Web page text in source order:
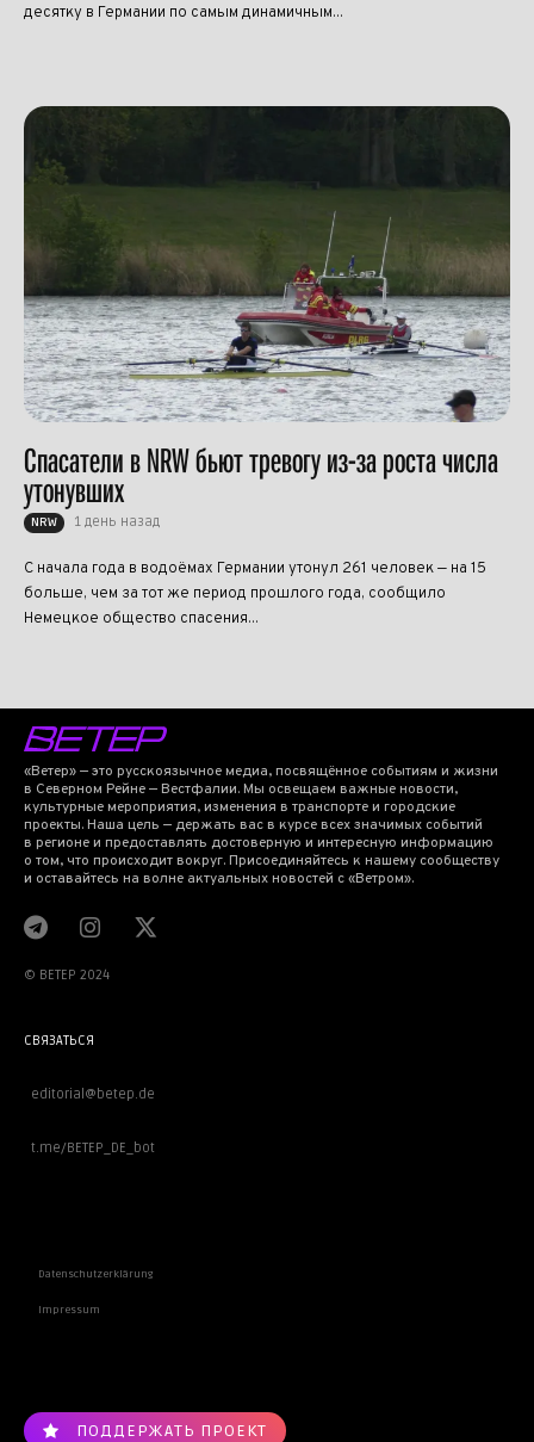
десятку в Германии по самым динамичным...
Спасатели в NRW бьют тревогу из-за роста числа
утонувших
NRW 1 день назад
С начала года в водоёмах Германии утонул 261 человек — на 15
больше, чем за тот же период прошлого года, сообщило
Немецкое общество спасения...
«Ветер» — это русскоязычное медиа, посвящённое событиям и жизни
в Северном Рейне — Вестфалии. Мы освещаем важные новости,
культурные мероприятия, изменения в транспорте и городские
проекты. Наша цель — держать вас в курсе всех значимых событий
в регионе и предоставлять достоверную и интересную информацию
о том, что происходит вокруг. Присоединяйтесь к нашему сообществу
и оставайтесь на волне актуальных новостей с «Ветром».
© BETEP 2024
СВЯЗАТЬСЯ
editorial@betep.de
t.me/BETEP_DE_bot
Datenschutzerklärung
Impressum
ПОДДЕРЖАТЬ ПРОЕКТ